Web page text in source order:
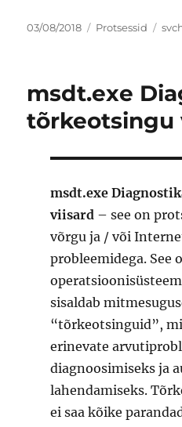
Postitatud
03/08/2018 Rubriigid
Protsessid
msdt.exe
tõrkeotsingu
msdt.exe
viisard – see on
võrgu ja / või
probleemidega. See
sisaldab
“tõrkeotsinguid”,
erinevate
diagnoosimiseks ja
lahendamiseks.
ei saa kõike